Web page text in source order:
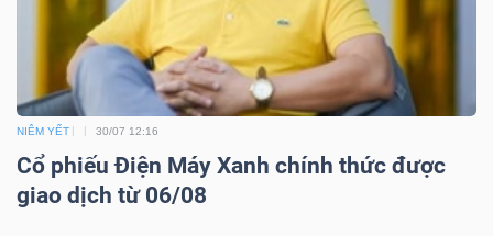
NIÊM YẾT 30/07 12:16
Cổ phiếu Điện Máy Xanh chính thức được
giao dịch từ 06/08
DỊCH
VỤ
TRUYỀN
THÔNG